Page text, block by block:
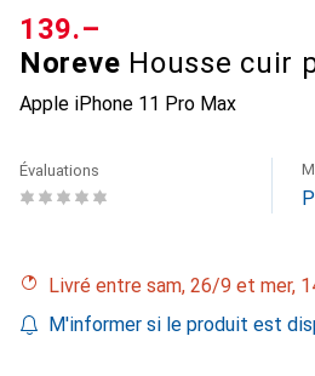
Noreve Housse cuir
Apple iPhone 11 Pro Max
CHF
139.–
Évaluations
Livré entre sam, 26/9 et mer,
M'informer si le produit est